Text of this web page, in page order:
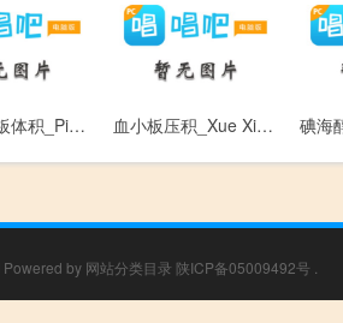
平均血小板体积_Ping Jun Xue Xiao Ban Ti Ji 血小板压积_Xue Xiao Ban Ya Ji
Powered by 网站分类目录 陕ICP备05009492号